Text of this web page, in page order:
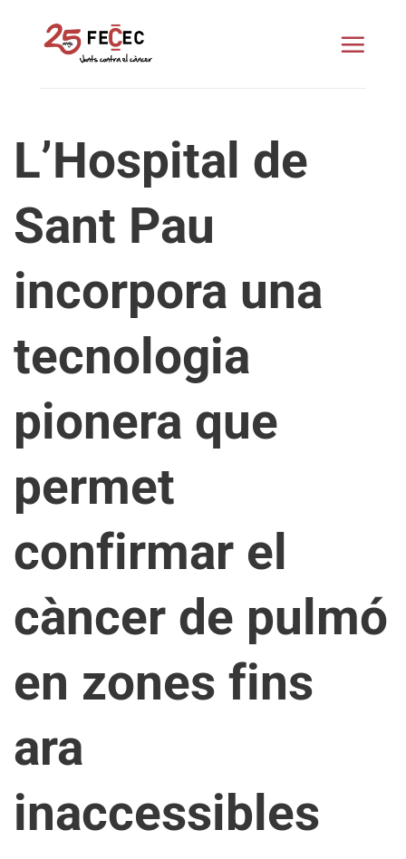
L’Hospital de
Sant Pau
incorpora una
tecnologia
pionera que
permet
confirmar el
càncer de pulmó
en zones fins
ara
inaccessibles